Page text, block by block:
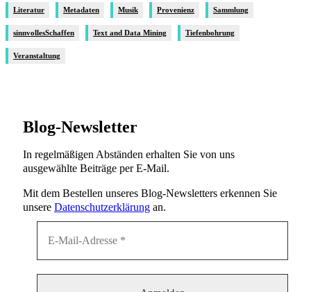
Literatur Metadaten Musik Provenienz Sammlung
sinnvollesSchaffen Text and Data Mining Tiefenbohrung
Veranstaltung
Blog-Newsletter
In regelmäßigen Abständen erhalten Sie von uns
ausgewählte Beiträge per E-Mail.
Mit dem Bestellen unseres Blog-Newsletters erkennen Sie
unsere Datenschutzerklärung an.